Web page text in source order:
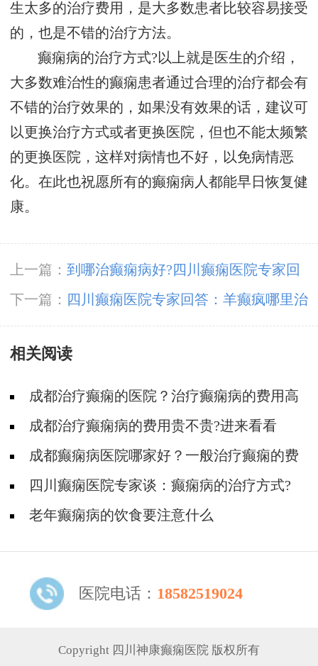
生太多的治疗费用，是大多数患者比较容易接受
的，也是不错的治疗方法。
癫痫病的治疗方式?以上就是医生的介绍，
大多数难治性的癫痫患者通过合理的治疗都会有
不错的治疗效果的，如果没有效果的话，建议可
以更换治疗方式或者更换医院，但也不能太频繁
的更换医院，这样对病情也不好，以免病情恶
化。在此也祝愿所有的癫痫病人都能早日恢复健
康。
上一篇： 到哪治癫痫病好?四川癫痫医院专家回
答
下一篇：
四川癫痫医院专家回答：羊癫疯哪里治
的好?
相关阅读
成都治疗癫痫的医院？治疗癫痫病的费用高
吗?成都治疗癫痫病的费用贵不贵?进来看看
成都癫痫病医院哪家好？一般治疗癫痫的费
用? 四川癫痫医院专家谈：癫痫病的治疗方式?
老年癫痫病的饮食要注意什么
医院电话： 18582519024
Copyright 四川神康癫痫医院 版权所有